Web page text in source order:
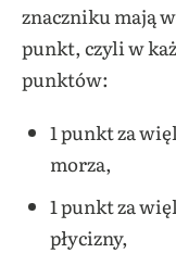
znaczniku mają
punkt, czyli w
punktów:
1 punkt za
morza,
1 punkt za
płycizny,